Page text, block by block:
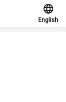
English